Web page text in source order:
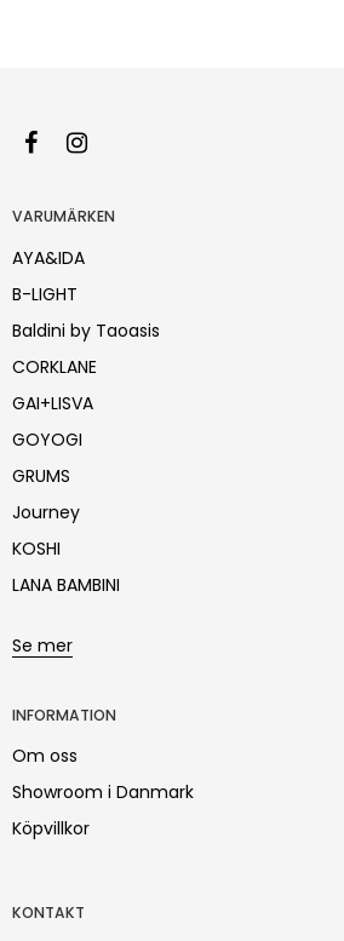
VARUMÄRKEN
AYA&IDA
B-LIGHT
Baldini by Taoasis
CORKLANE
GAI+LISVA
GOYOGI
GRUMS
Journey
KOSHI
LANA BAMBINI
Se mer
INFORMATION
Om oss
Showroom i Danmark
Köpvillkor
KONTAKT